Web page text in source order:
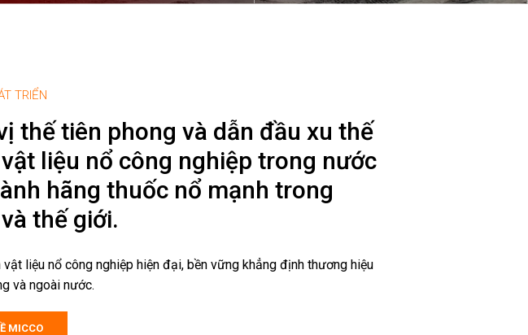
Nam (2/9/1945 - 2/9/2020)
TRIỂN
thế tiên phong và dẫn đầu xu thế
liệu nổ công nghiệp trong nước
hãng thuốc nổ mạnh trong
thế giới.
vật liệu nổ công nghiệp hiện đại, bền vững khẳng định thương hiệu
và ngoài nước.
MICCO